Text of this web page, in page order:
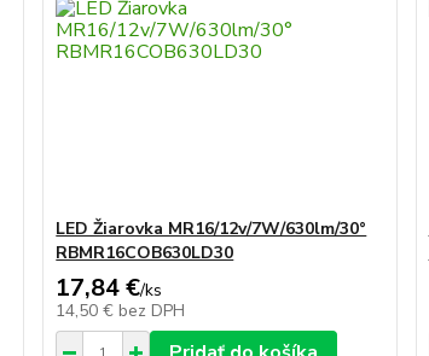
LED Žiarovka MR16/12v/7W/630lm/30°
RBMR16COB630LD30
17,84 €/ks
14,50 € bez DPH